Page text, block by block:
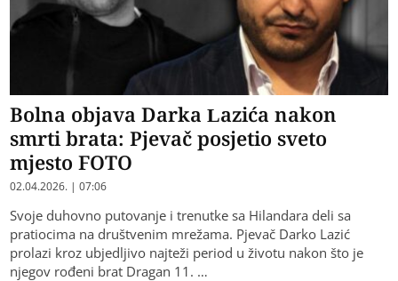
Bolna objava Darka Lazića nakon
smrti brata: Pjevač posjetio sveto
mjesto FOTO
02.04.2026. | 07:06
Svoje duhovno putovanje i trenutke sa Hilandara deli sa
pratiocima na društvenim mrežama. Pjevač Darko Lazić
prolazi kroz ubjedljivo najteži period u životu nakon što je
njegov rođeni brat Dragan 11. …